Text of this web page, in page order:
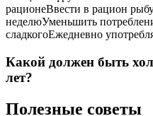
рационеВвести в рацион
неделюУменьшить
сладкогоЕжедневно
Какой должен быть
лет?
Полезные советы